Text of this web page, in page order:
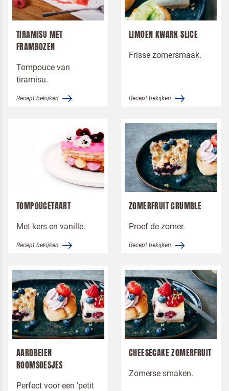
TIRAMISU MET
FRAMBOZEN
Tompouce van
tiramisu.
Recept bekijken
LIMOEN KWARK SLICE
Frisse zomersmaak.
Recept bekijken
TOMPOUCETAART
Met kers en vanille.
Recept bekijken
ZOMERFRUIT CRUMBLE
Proef de zomer.
Recept bekijken
AARDBEIEN
ROOMSOESJES
Perfect voor een 'petit
CHEESECAKE ZOMERFRUIT
Zomerse smaken.
Om spam te bestrijden, selecteer hieronder de
afbeelding van deKwarktaart
Ik ben een horeca professional
Door op versturen te klikken, ga je akkoord met onze voorwaarden
VERSTUREN